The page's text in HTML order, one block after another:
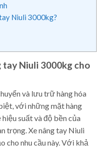
Niuli 3000kg?
tay Niuli 3000kg cho
và lưu trữ hàng hóa
với những mặt hàng
suất và độ bền của
trọng. Xe nâng tay Niuli
cho nhu cầu này. Với khả